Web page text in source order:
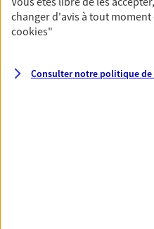
Pour un avenir serein,
contrat prévoyance.
invalidité ou de décès.
changer d'avis à tout
cookies"
Consulter notre politique de